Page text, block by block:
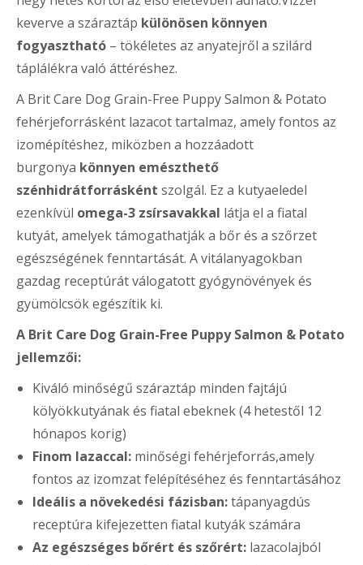
keverve a száraztáp különösen könnyen
fogyasztható – tökéletes az anyatejről a szilárd
táplálékra való áttéréshez.
A Brit Care Dog Grain-Free Puppy Salmon & Potato
fehérjeforrásként lazacot tartalmaz, amely fontos az
izomépítéshez, miközben a hozzáadott
burgonya könnyen emészthető
szénhidrátforrásként szolgál. Ez a kutyaeledel
ezenkívül omega-3 zsírsavakkal látja el a fiatal
kutyát, amelyek támogathatják a bőr és a szőrzet
egészségének fenntartását. A vitálanyagokban
gazdag receptúrát válogatott gyógynövények és
gyümölcsök egészítik ki.
A Brit Care Dog Grain-Free Puppy Salmon & Potato
jellemzői:
Kiváló minőségű száraztáp minden fajtájú
kölyökkutyának és fiatal ebeknek (4 hetestől 12
hónapos korig)
Finom lazaccal: minőségi fehérjeforrás,amely
fontos az izomzat felépítéséhez és fenntartásához
Ideális a növekedési fázisban:tápanyagdús
receptúra kifejezetten fiatal kutyák számára
Az egészséges bőrért és szőrért: lazacolajból